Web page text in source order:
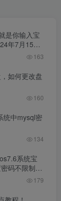
是你输入宝
年7月15日
源！
163
如何更改盘
160
统中mysql密
134
系统宝
码不限制长
179